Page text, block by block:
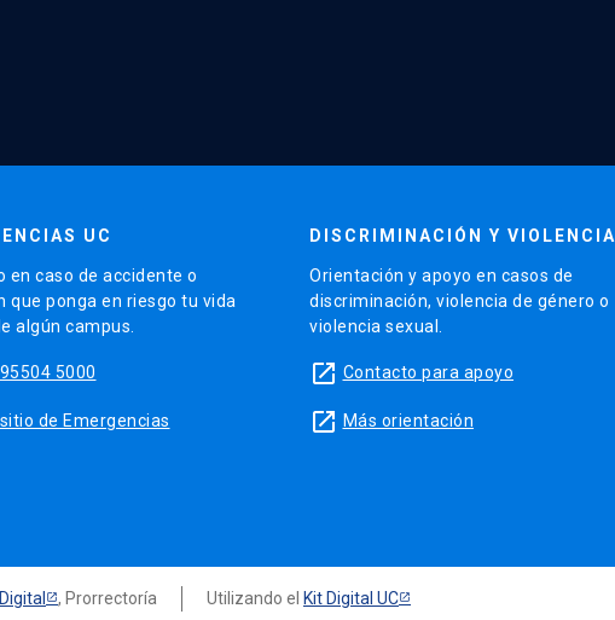
UC
en caso de accidente o
que ponga en riesgo tu vida
algún campus.
5000
sitio de Emergencias
DISCRIMINACIÓN Y VIOLENCIA
Orientación y apoyo en casos de
discriminación, violencia de género o
violencia sexual.
launch Contacto para apoyo
launch Más orientación
, Prorrectoría Utilizando el Kit Digital UC